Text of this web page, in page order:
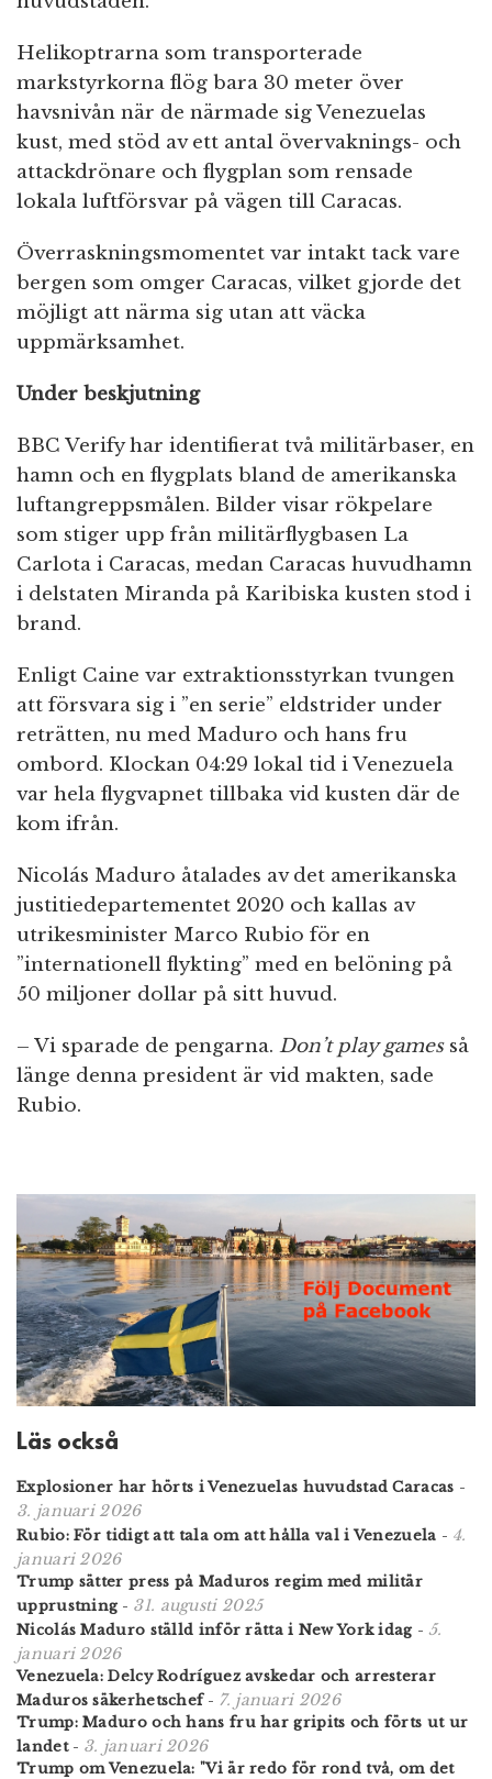
Helikoptrarna som transporterade
markstyrkorna flög bara 30 meter över
havsnivån när de närmade sig Venezuelas
kust, med stöd av ett antal övervaknings- och
attackdrönare och flygplan som rensade
lokala luftförsvar på vägen till Caracas.
Överraskningsmomentet var intakt tack vare
bergen som omger Caracas, vilket gjorde det
möjligt att närma sig utan att väcka
uppmärksamhet.
Under beskjutning
BBC Verify har identifierat två militärbaser, en
hamn och en flygplats bland de amerikanska
luftangreppsmålen. Bilder visar rökpelare
som stiger upp från militärflygbasen La
Carlota i Caracas, medan Caracas huvudhamn
i delstaten Miranda på Karibiska kusten stod i
brand.
Enligt Caine var extraktionsstyrkan tvungen
att försvara sig i ”en serie” eldstrider under
reträtten, nu med Maduro och hans fru
ombord. Klockan 04:29 lokal tid i Venezuela
var hela flygvapnet tillbaka vid kusten där de
kom ifrån.
Nicolás Maduro åtalades av det amerikanska
justitiedepartementet 2020 och kallas av
utrikesminister Marco Rubio för en
”internationell flykting” med en belöning på
50 miljoner dollar på sitt huvud.
– Vi sparade de pengarna. Don’t play gamesså
länge denna president är vid makten, sade
Rubio.
Läs också
Explosioner har hörts i Venezuelas huvudstad Caracas -
3. januari 2026
Rubio: För tidigt att tala om att hålla val i Venezuela - 4.
januari 2026
Trump sätter press på Maduros regim med militär
upprustning- 31. augusti 2025
Nicolás Maduro ställd inför rätta i New York idag- 5.
januari 2026
Venezuela: Delcy Rodríguez avskedar och arresterar
Maduros säkerhetschef- 7. januari 2026
Trump: Maduro och hans fru har gripits och förts ut ur
landet- 3. januari 2026
Trump om Venezuela: "Vi är redo för rond två, om det